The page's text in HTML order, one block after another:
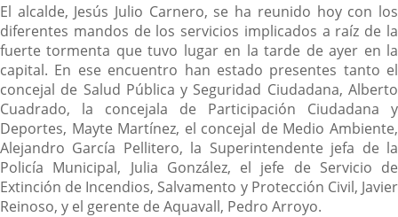
El alcalde, Jesús Julio Carnero, se ha reunido hoy con los
diferentes mandos de los servicios implicados a raíz de la
fuerte tormenta que tuvo lugar en la tarde de ayer en la
capital. En ese encuentro han estado presentes tanto el
concejal de Salud Pública y Seguridad Ciudadana, Alberto
Cuadrado, la concejala de Participación Ciudadana y
Deportes, Mayte Martínez, el concejal de Medio Ambiente,
Alejandro García Pellitero, la Superintendente jefa de la
Policía Municipal, Julia González, el jefe de Servicio de
Extinción de Incendios, Salvamento y Protección Civil, Javier
Reinoso, y el gerente de Aquavall, Pedro Arroyo.